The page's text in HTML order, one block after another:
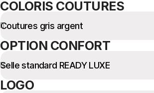
COLORIS COUTURES
OPTION CONFORT
LOGO